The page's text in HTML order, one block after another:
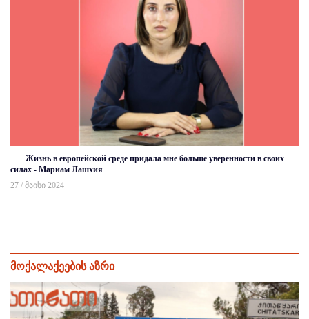
Жизнь в европейской среде придала мне больше уверенности в своих
силах - Мариам Лашхия
27 / მაისი 2024
მოქალაქეების აზრი